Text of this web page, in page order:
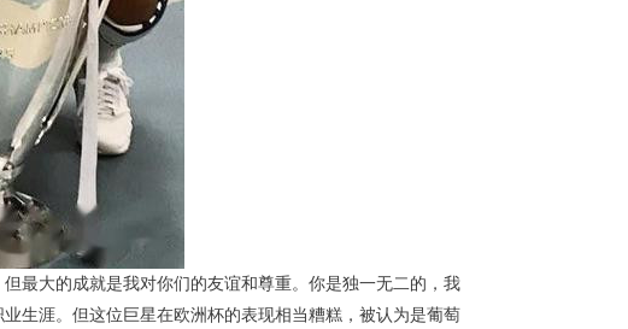
最大的成就是我对你们的友谊和尊重。你是独一无二的，我
生涯。但这位巨星在欧洲杯的表现相当糟糕，被认为是葡萄